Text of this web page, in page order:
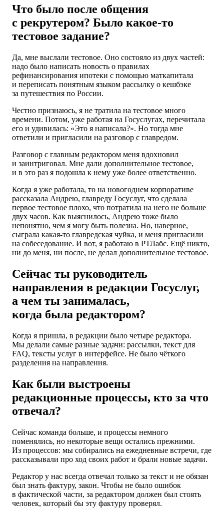
Что было после общения
с рекрутером? Было какое-то
тестовое задание?
Да, мне выслали тестовое. Оно состояло из двух частей:
надо было написать новость о правилах
рефинансирования ипотеки с помощью маткапитала
и переписать понятным языком рассылку о кешбэке
за путешествия по России.
Честно признаюсь, я не тратила на тестовое много
времени. Потом, уже работая на Госуслугах, перечитала
его и удивилась: «Это я написала?». Но тогда мне
ответили и пригласили на разговор с главредом.
Разговор с главным редактором меня вдохновил
и заинтриговал. Мне дали дополнительное тестовое,
и в это раз я подошла к нему уже более ответственно.
Когда я уже работала, то на новогоднем корпоративе
рассказала Андрею, главреду Госуслуг, что сделала
первое тестовое плохо, что потратила на него не больше
двух часов. Как выяснилось, Андрею тоже было
непонятно, чем я могу быть полезна. Но, наверное,
сыграла какая-то главредская чуйка, и меня пригласили
на собеседование. И вот, я работаю в РТЛабс. Ещё никто,
ни до меня, ни после, не делал дополнительное тестовое.
Сейчас ты руководитель
направления в редакции Госуслуг,
а чем ты занималась,
когда была редактором?
Когда я пришла, в редакции было четыре редактора.
Мы делали самые разные задачи: рассылки, текст для
FAQ, тексты услуг в интерфейсе. Не было чёткого
разделения на направления.
Как были выстроены
редакционные процессы, кто за что
отвечал?
Сейчас команда больше, и процессы немного
поменялись, но некоторые вещи остались прежними.
Из процессов: мы собирались на ежедневные встречи, где
рассказывали про ход своих работ и брали новые задачи.
Редактор у нас всегда отвечал только за текст и не обязан
был знать фактуру, закон. Чтобы не было ошибок
в фактической части, за редактором должен был стоять
человек, который бы эту фактуру проверял.